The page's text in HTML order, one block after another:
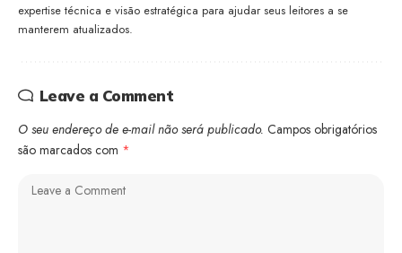
expertise técnica e visão estratégica para ajudar seus leitores a se
manterem atualizados.
Leave a Comment
O seu endereço de e-mail não será publicado. Campos obrigatórios
são marcados com *